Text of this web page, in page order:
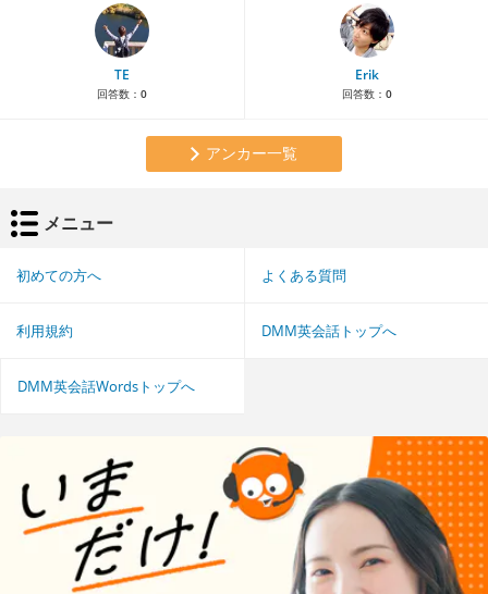
TE
回答数： 0
Erik
回答数： 0
アンカー一覧
メニュー
初めての方へ よくある質問
利用規約 DMM英会話トップへ
DMM英会話Wordsトップへ